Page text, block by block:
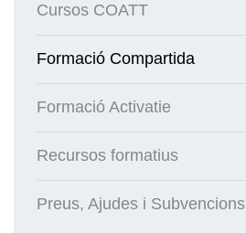
Cursos COATT
Formació Compartida
Formació Activatie
Recursos formatius
Preus, Ajudes i Subvencions